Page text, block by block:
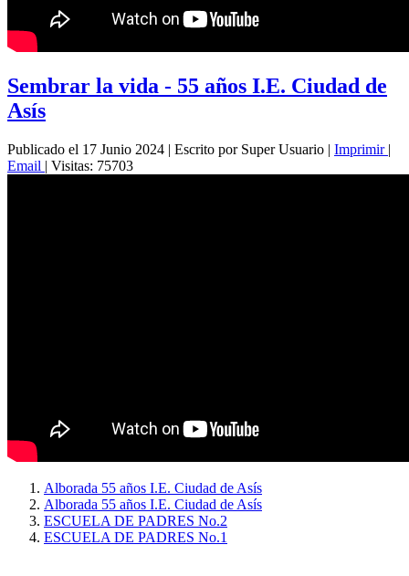
Sembrar la vida - 55 años I.E. Ciudad de
Asís
Publicado el 17 Junio 2024 | Escrito por Super Usuario | Imprimir |
Email | Visitas: 75703
Alborada 55 años I.E. Ciudad de Asís
Alborada 55 años I.E. Ciudad de Asís
ESCUELA DE PADRES No.2
ESCUELA DE PADRES No.1